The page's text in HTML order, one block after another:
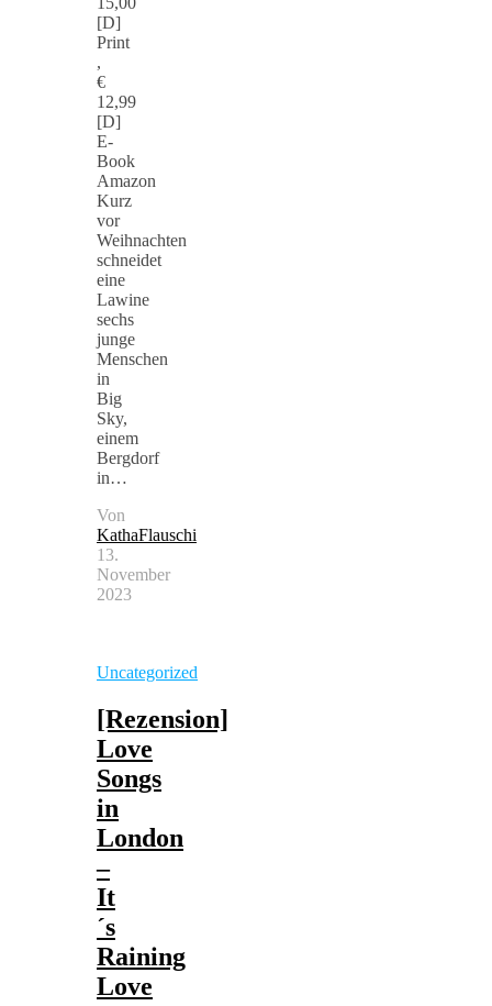
[D]
Print
,
€
12,99
[D]
E-
Book
Amazon
Kurz
vor
Weihnachten
schneidet
eine
Lawine
sechs
junge
Menschen
in
Big
Sky,
einem
Bergdorf
in…
Von
KathaFlauschi
13.
November
2023
Uncategorized
[Rezension]
Love
Songs
in
London
–
It
´s
Raining
Love